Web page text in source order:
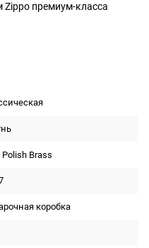
Zippo премиум-класса
Polish Brass
коробка